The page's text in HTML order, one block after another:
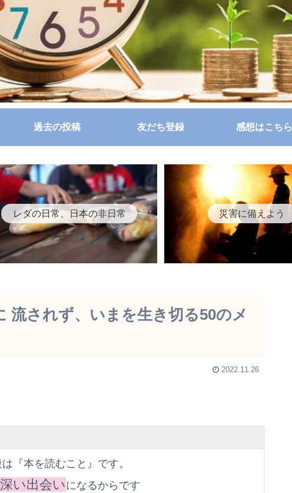
過去の投稿 友だち登録 感想はこちら
レダの日常、日本の非日常 災害に備えよう
流されず、いまを生き切る50のメ
2022.11.26
『本を読むこと』です。
い出会いになるからです